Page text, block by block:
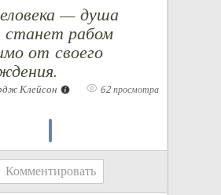
— душа
станет рабом
от своего
Клейсон 62 просмотра
Комментировать